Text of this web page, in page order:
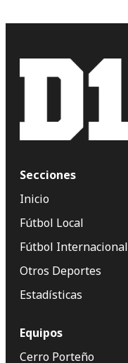
Secciones
Inicio
Fútbol Local
Fútbol Internacional
Otros Deportes
Estadísticas
Equipos
Cerro Porteño